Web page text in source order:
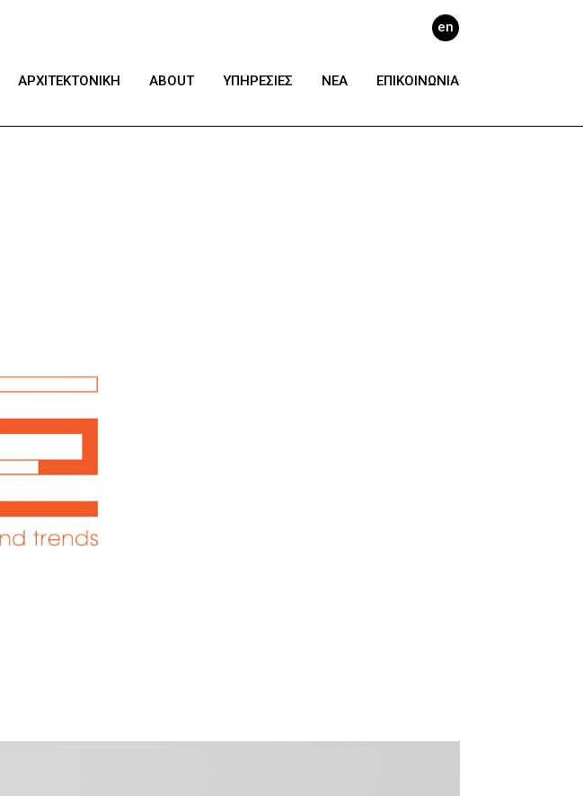
ΑΡΧΙΤΕΚΤΟΝΙΚΗ ABOUT ΥΠΗΡΕΣΙΕΣ ΝΕΑ ΕΠΙΚΟΙΝΩΝΙΑ
en